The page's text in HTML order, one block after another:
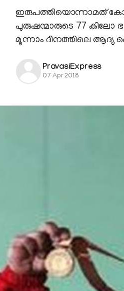
ഇരുപത്തിയൊന്നാമത്
പുരുഷന്മാരുടെ 77 കിലോ
മൂന്നാം ദിനത്തിലെ ആദ്യ
PravasiExpress
07 Apr 2018